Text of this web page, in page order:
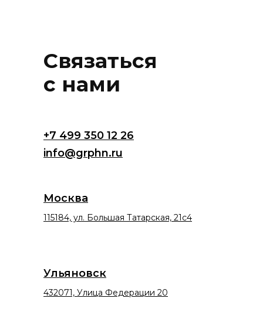
Связаться
с нами
info@grphn.ru
+7 499 350 12 26
115184, ул. Большая Татарская, 21с4
Москва
432071, Улица Федерации 20
Ульяновск